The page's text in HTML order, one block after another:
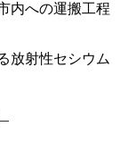
内への運搬工程
放射性セシウム